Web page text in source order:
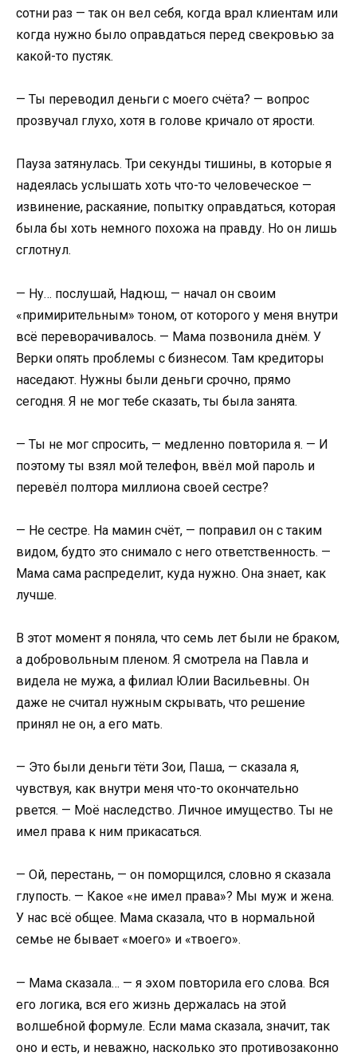
сотни раз — так он вел себя, когда врал клиентам или
когда нужно было оправдаться перед свекровью за
какой-то пустяк.
— Ты переводил деньги с моего счёта? — вопрос
прозвучал глухо, хотя в голове кричало от ярости.
Пауза затянулась. Три секунды тишины, в которые я
надеялась услышать хоть что-то человеческое —
извинение, раскаяние, попытку оправдаться, которая
была бы хоть немного похожа на правду. Но он лишь
сглотнул.
— Ну… послушай, Надюш, — начал он своим
«примирительным» тоном, от которого у меня внутри
всё переворачивалось. — Мама позвонила днём. У
Верки опять проблемы с бизнесом. Там кредиторы
наседают. Нужны были деньги срочно, прямо
сегодня. Я не мог тебе сказать, ты была занята.
— Ты не мог спросить, — медленно повторила я. — И
поэтому ты взял мой телефон, ввёл мой пароль и
перевёл полтора миллиона своей сестре?
— Не сестре. На мамин счёт, — поправил он с таким
видом, будто это снимало с него ответственность. —
Мама сама распределит, куда нужно. Она знает, как
лучше.
В этот момент я поняла, что семь лет были не браком,
а добровольным пленом. Я смотрела на Павла и
видела не мужа, а филиал Юлии Васильевны. Он
даже не считал нужным скрывать, что решение
принял не он, а его мать.
— Это были деньги тёти Зои, Паша, — сказала я,
чувствуя, как внутри меня что-то окончательно
рвется. — Моё наследство. Личное имущество. Ты не
имел права к ним прикасаться.
— Ой, перестань, — он поморщился, словно я сказала
глупость. — Какое «не имел права»? Мы муж и жена.
У нас всё общее. Мама сказала, что в нормальной
семье не бывает «моего» и «твоего».
— Мама сказала… — я эхом повторила его слова. Вся
его логика, вся его жизнь держалась на этой
волшебной формуле. Если мама сказала, значит, так
оно и есть, и неважно, насколько это противозаконно